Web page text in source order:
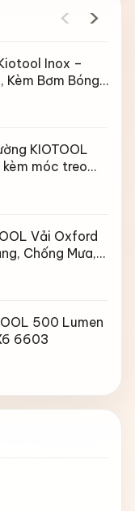
‹ ›
Inox –
Kèm Bơm Bóng,
KIOTOOL
móc treo
Vải Oxford
Chống Mưa,
Có Phản
500 Lumen
6603